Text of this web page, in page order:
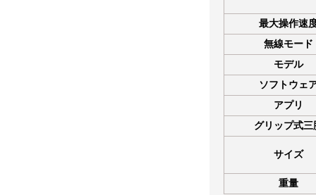
最大操作速
無線モード
モデル
ソフトウェ
アプリ
グリップ式三
サイズ
重量